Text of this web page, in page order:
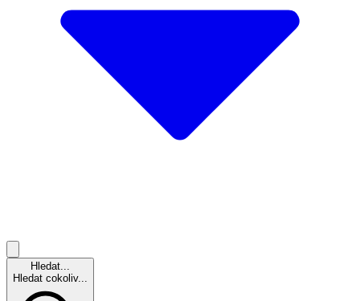
Hledat...
Hledat cokoliv...